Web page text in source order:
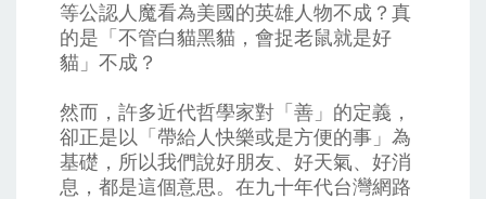
等公認人魔看為美國的英雄人物不成？真
的是「不管白貓黑貓，會捉老鼠就是好
貓」不成？
然而，許多近代哲學家對「善」的定義，
卻正是以「帶給人快樂或是方便的事」為
基礎，所以我們說好朋友、好天氣、好消
息，都是這個意思。在九十年代台灣網路